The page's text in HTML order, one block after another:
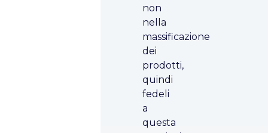
non
nella
massificazione
dei
prodotti,
quindi
fedeli
a
questa